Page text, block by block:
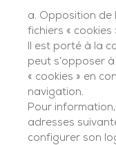
a. Opposition de
fichiers « cookies
Il est porté à la
peut s’opposer
« cookies » en
navigation.
Pour
adresses
configurer son